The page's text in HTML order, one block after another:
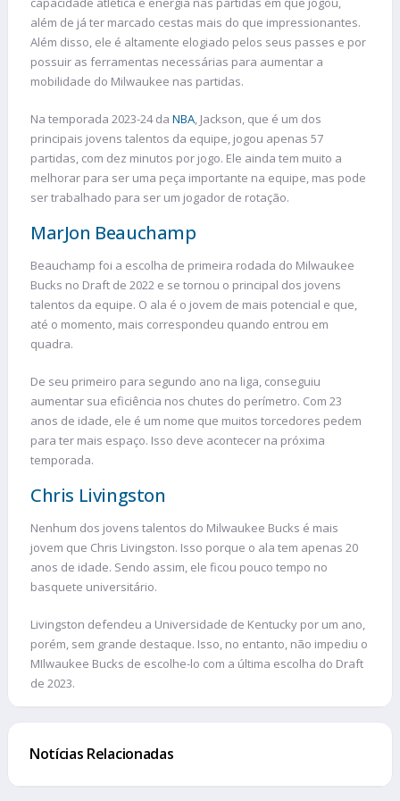
além de já ter marcado cestas mais do que impressionantes.
Além disso, ele é altamente elogiado pelos seus passes e por
possuir as ferramentas necessárias para aumentar a
mobilidade do Milwaukee nas partidas.
Na temporada 2023-24 da NBA, Jackson, que é um dos
principais jovens talentos da equipe, jogou apenas 57
partidas, com dez minutos por jogo. Ele ainda tem muito a
melhorar para ser uma peça importante na equipe, mas pode
ser trabalhado para ser um jogador de rotação.
MarJon Beauchamp
Beauchamp foi a escolha de primeira rodada do Milwaukee
Bucks no Draft de 2022 e se tornou o principal dos jovens
talentos da equipe. O ala é o jovem de mais potencial e que,
até o momento, mais correspondeu quando entrou em
quadra.
De seu primeiro para segundo ano na liga, conseguiu
aumentar sua eficiência nos chutes do perímetro. Com 23
anos de idade, ele é um nome que muitos torcedores pedem
para ter mais espaço. Isso deve acontecer na próxima
temporada.
Chris Livingston
Nenhum dos jovens talentos do Milwaukee Bucks é mais
jovem que Chris Livingston. Isso porque o ala tem apenas 20
anos de idade. Sendo assim, ele ficou pouco tempo no
basquete universitário.
Livingston defendeu a Universidade de Kentucky por um ano,
porém, sem grande destaque. Isso, no entanto, não impediu o
MIlwaukee Bucks de escolhe-lo com a última escolha do Draft
de 2023.
Notícias Relacionadas